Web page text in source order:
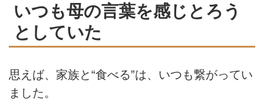
いつも母の言葉を感じとろう
としていた
思えば、家族と“食べる”は、いつも繋がってい
ました。